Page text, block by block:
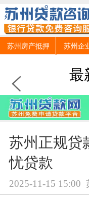
苏州房产抵押 苏州企
最
苏州正规贷
忧贷款
2025-11-15 15:00